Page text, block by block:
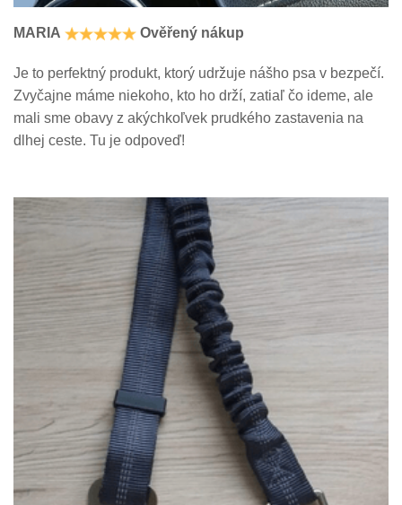
MARIA Ověřený nákup
Je to perfektný produkt, ktorý udržuje nášho psa v bezpečí.
Zvyčajne máme niekoho, kto ho drží, zatiaľ čo ideme, ale
mali sme obavy z akýchkoľvek prudkého zastavenia na
dlhej ceste. Tu je odpoveď!